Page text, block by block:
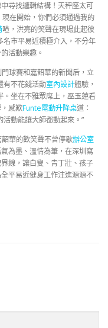
尋找邏輯結構！天秤座太可
現在開始，你們必須通過我的
喳，洪亮的笑聲在現場此起彼
市平易近積極介入，不分年
活動樂趣。
球賽和嘉韶華的新聞后，立
有不花錢活動室內設計體驗，
。坐在不雅眾席上，巫玉蓮看
感歎Funte電動升降桌道：
動能讓大師都動起來。”
華的歡笑聲不曾停歇辦公室
為墨、溫情為筆，在深圳寫
線，讓白叟、青丁壯、孩子
平易近健身工作注進源源不